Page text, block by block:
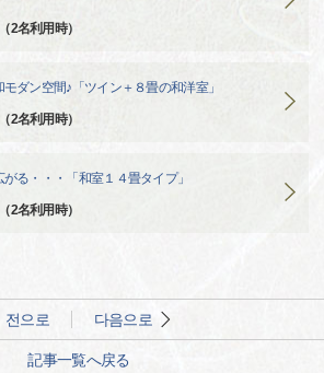
2名利用時）
ダン空間♪「ツイン＋８畳の和洋室」
2名利用時）
る・・・「和室１４畳タイプ」
2名利用時）
전으로 다음으로
記事一覧へ戻る